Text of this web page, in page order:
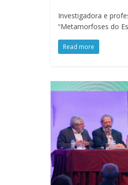
Investigadora e
“Metamorfoses do
Read more